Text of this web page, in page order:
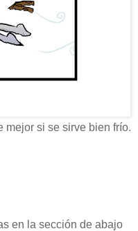
mejor si se sirve bien frío.
en la sección de abajo